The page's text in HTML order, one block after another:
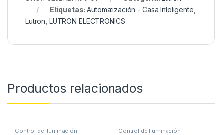
Etiquetas:Automatización - Casa Inteligente
Lutron LUTRON ELECTRONICS
Productos relacionados
Control de Iluminación Control de Iluminación